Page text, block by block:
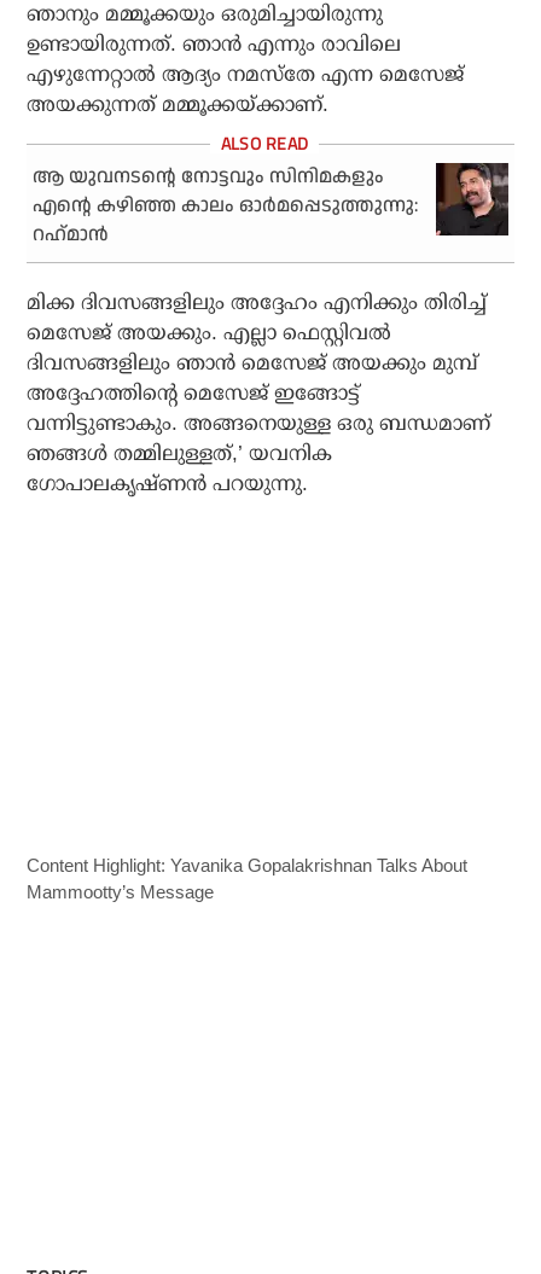
ഞാനും മമ്മൂക്കയും ഒരുമിച്ചായിരുന്നു
ഉണ്ടായിരുന്നത്. ഞാന്‍ എന്നും രാവിലെ
എഴുന്നേറ്റാല്‍ ആദ്യം നമസ്‌തേ എന്ന മെസേജ്
അയക്കുന്നത് മമ്മൂക്കയ്ക്കാണ്.
ആ യുവനടന്റെ നോട്ടവും സിനിമകളും
എന്റെ കഴിഞ്ഞ കാലം ഓര്‍മപ്പെടുത്തുന്നു:
റഹ്‌മാന്‍
മിക്ക ദിവസങ്ങളിലും അദ്ദേഹം എനിക്കും തിരിച്ച്
മെസേജ് അയക്കും. എല്ലാ ഫെസ്റ്റിവല്‍
ദിവസങ്ങളിലും ഞാന്‍ മെസേജ് അയക്കും മുമ്പ്
അദ്ദേഹത്തിന്റെ മെസേജ് ഇങ്ങോട്ട്
വന്നിട്ടുണ്ടാകും. അങ്ങനെയുള്ള ഒരു ബന്ധമാണ്
ഞങ്ങള്‍ തമ്മിലുള്ളത്,’ യവനിക
ഗോപാലകൃഷ്ണന്‍ പറയുന്നു.
Content Highlight: Yavanika Gopalakrishnan Talks About
Mammootty’s Message